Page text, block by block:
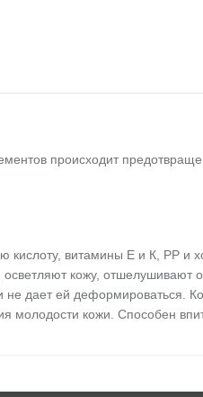
происходит
кислоту, витамины E и К, РР и
кожу, отшелушивают
не дает ей деформироваться.
молодости кожи. Способен